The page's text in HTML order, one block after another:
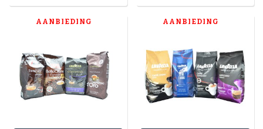
AANBIEDING AANBIEDING